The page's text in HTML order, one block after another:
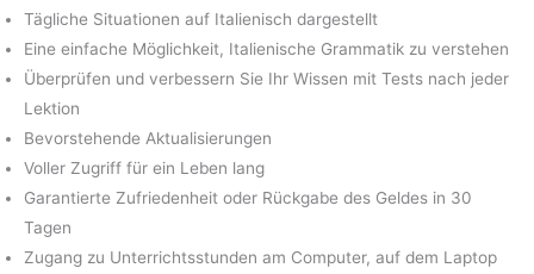
Tägliche Situationen auf Italienisch dargestellt
Eine einfache Möglichkeit, Italienische Grammatik zu verstehen
Überprüfen und verbessern Sie Ihr Wissen mit Tests nach jeder
Lektion
Bevorstehende Aktualisierungen
Voller Zugriff für ein Leben lang
Garantierte Zufriedenheit oder Rückgabe des Geldes in 30
Tagen
Zugang zu Unterrichtsstunden am Computer, auf dem Laptop